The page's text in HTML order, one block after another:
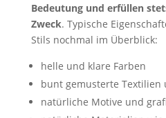
Bedeutung und erfüllen
Zweck. Typische
Stils nochmal im Überblick:
helle und klare Farben
bunt gemusterte Textilien
natürliche Motive und